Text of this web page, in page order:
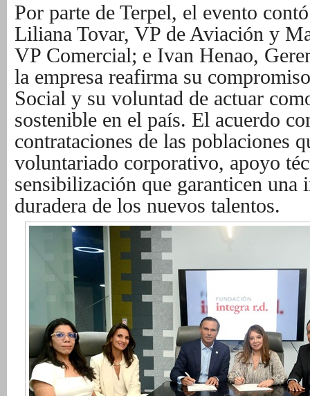
Por parte de Terpel, el evento
Liliana Tovar, VP de Aviación y
VP Comercial; e Ivan Henao,
la empresa reafirma su
Social y su voluntad de actuar
sostenible en el país. El acuerdo
contrataciones de las poblaciones
voluntariado corporativo, apoyo
sensibilización que garanticen una
duradera de los nuevos talentos.